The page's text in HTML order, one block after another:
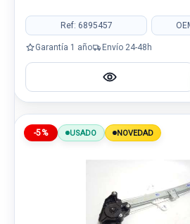
Ref: 6895457
Garantía 1 año Envío 24-48h
-5% USADO NOVEDAD